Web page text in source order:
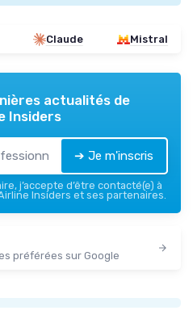
Claude Mistral
actualités de
Insiders
➔ Je m'inscris
j’accepte d’être contacté(e) à
Insiders et ses partenaires.
préférées sur Google